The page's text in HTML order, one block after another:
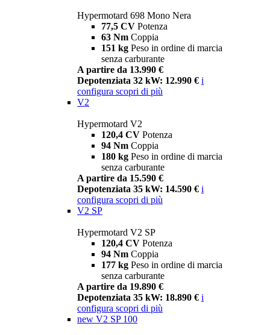
Hypermotard 698 Mono Nera
77,5 CV Potenza
63 Nm Coppia
151 kg Peso in ordine di marcia
senza carburante
A partire da 13.990 €
Depotenziata 32 kW: 12.990 € i
configura scopri di più
V2
Hypermotard V2
120,4 CV Potenza
94 Nm Coppia
180 kg Peso in ordine di marcia
senza carburante
A partire da 15.590 €
Depotenziata 35 kW: 14.590 € i
configura scopri di più
V2 SP
Hypermotard V2 SP
120,4 CV Potenza
94 Nm Coppia
177 kg Peso in ordine di marcia
senza carburante
A partire da 19.890 €
Depotenziata 35 kW: 18.890 € i
configura scopri di più
new V2 SP 100